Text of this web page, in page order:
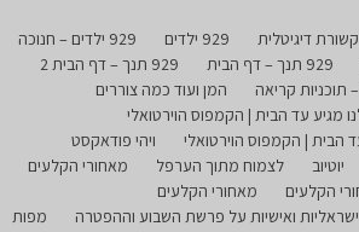
929 ילדים
929 ילדים – חנוכה
929 תנך – דף הבית
929 תנך – דף הבית 2
תוכניות קריאה
המן ועוד כמה צוררים
מגיע עד הבית | הקמפוס הוירטואלי
הבית | הקמפוס הוירטואלי
ויהי פודאקסט
יוטיוב לצמוח מתוך הערפל
מאחורי הקלעים
הקלעים
מאחורי הקלעים
ואישיות על פרשת השבוע וההפטרה
מפות